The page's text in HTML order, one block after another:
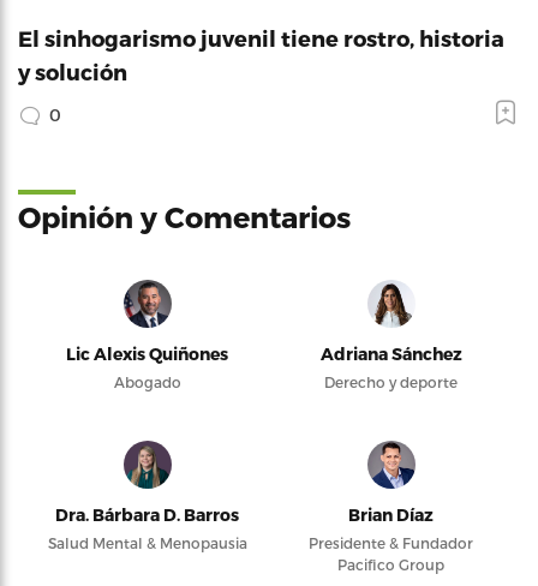
El sinhogarismo juvenil tiene rostro, historia
y solución
0
Opinión y Comentarios
Lic Alexis Quiñones
Abogado
Adriana Sánchez
Derecho y deporte
Dra. Bárbara D. Barros
Salud Mental & Menopausia
Brian Díaz
Presidente & Fundador
Pacifico Group